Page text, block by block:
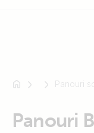
SmartSolar
Multiplus-
Panouri
Panouri